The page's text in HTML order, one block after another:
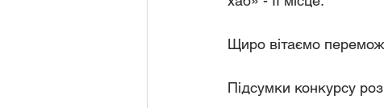
Щиро вітаємо
Підсумки конкурсу